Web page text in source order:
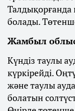
Талдықорғанда
болады.
Жамбыл
Күндіз таулы
күркірейді.
және таулы
болатын